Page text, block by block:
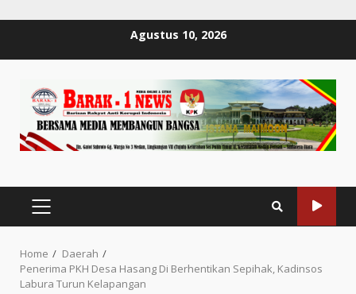
Agustus 10, 2026
PRIMARY
MENU
Home
Daerah
Penerima PKH Desa Hasang Di Berhentikan Sepihak, Kadinsos
Labura Turun Kelapangan